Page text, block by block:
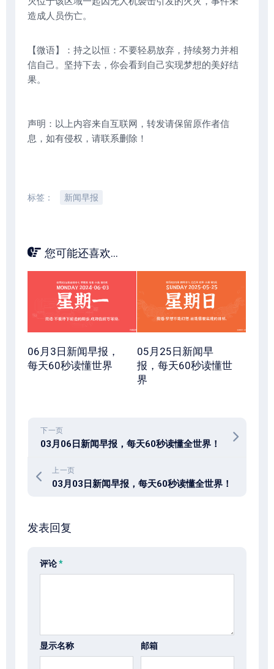
造成人员伤亡。
【微语】：持之以恒：不要轻易放弃，持续努力并相
信自己。坚持下去，你会看到自己实现梦想的美好结
果。
声明：以上内容来自互联网，转发请保留原作者信
息，如有侵权，请联系删除！
标签： 新闻早报
您可能还喜欢...
06月3日新闻早报，
每天60秒读懂世界
05月25日新闻早
报，每天60秒读懂世
界
下一页
03月06日新闻早报，每天60秒读懂全世界！
上一页
03月03日新闻早报，每天60秒读懂全世界！
发表回复
评论*
显示名称 邮箱